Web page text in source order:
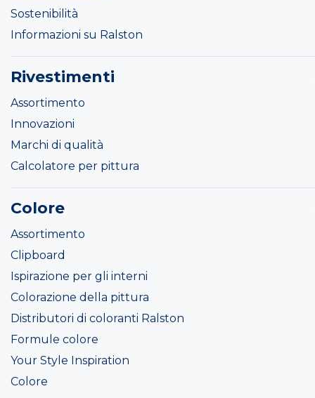
Sostenibilità
Informazioni su Ralston
Rivestimenti
Assortimento
Innovazioni
Marchi di qualità
Calcolatore per pittura
Colore
Assortimento
Clipboard
Ispirazione per gli interni
Colorazione della pittura
Distributori di coloranti Ralston
Formule colore
Your Style Inspiration
Colore